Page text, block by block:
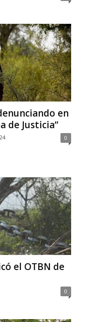
en
de Justicia”
0
el OTBN de
0